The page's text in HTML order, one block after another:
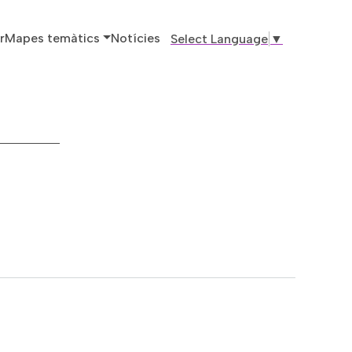
principal
Mapes temàtics Notícies Select Language ▼